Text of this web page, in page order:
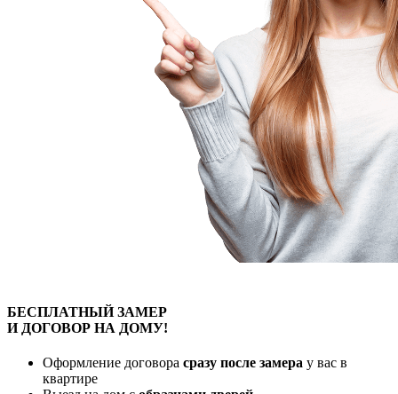
БЕСПЛАТНЫЙЗАМЕР
И ДОГОВОР НА ДОМУ!
Оформление договора сразу после замера у вас в
квартире